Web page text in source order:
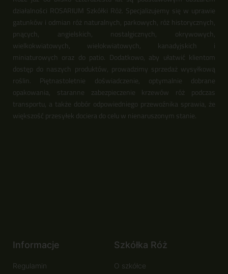
działalności ROSARIUM Szkółki Róż. Specjalizujemy się w uprawie
gatunków i odmian róż naturalnych, parkowych, róż historycznych,
pnących, angielskich, nostalgicznych, okrywowych,
wielkokwiatowych, wielokwiatowych, kanadyjskich i
miniaturowych oraz do patio. Dodatkowo, aby ułatwić klientom
dostęp do naszych produktów, prowadzimy sprzedaż wysyłkową
roślin. Piętnastoletnie doświadczenie, optymalnie dobrane
opakowania, staranne zabezpieczenie krzewów róż podczas
transportu, a także dobór odpowiedniego przewoźnika sprawia, że
większość przesyłek dociera do celu w nienaruszonym stanie.
Informacje
Regulamin
Szkółka Róż
O szkółce